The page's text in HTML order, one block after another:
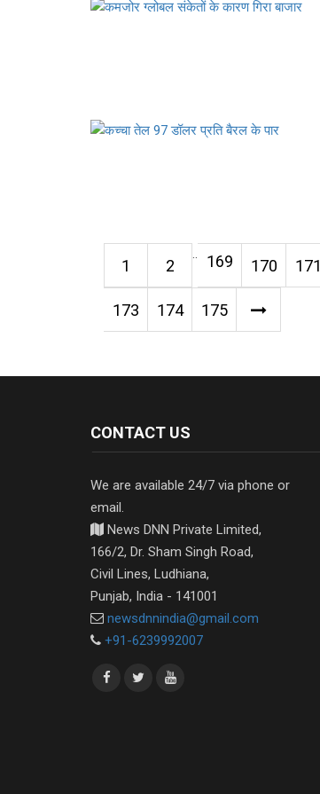
1 2
.. 169 170 171
173 174 175
CONTACT US
We are available 24/7 via phone or
email.
News DNN Private Limited,
166/2, Dr. Sham Singh Road,
Civil Lines, Ludhiana,
Punjab, India - 141001
newsdnnindia@gmail.com
+91-6239992007